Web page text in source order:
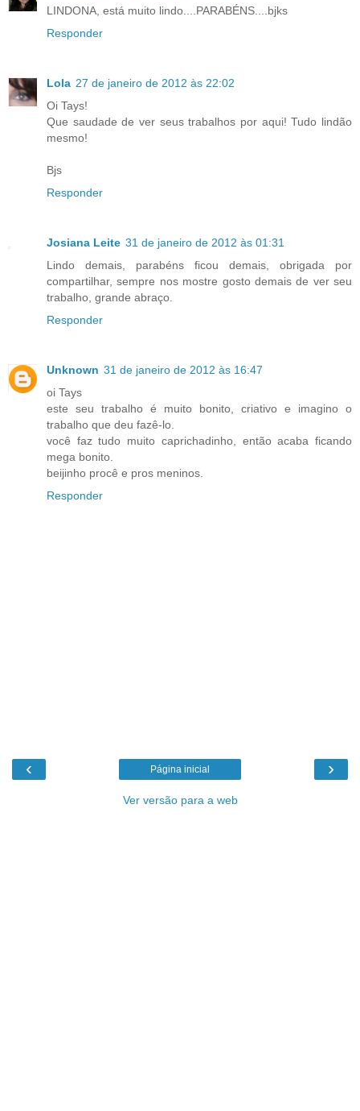
LINDONA, está muito lindo....PARABÉNS....bjks
Responder
Lola 27 de janeiro de 2012 às 22:02
Oi Tays!
Que saudade de ver seus trabalhos por aqui! Tudo lindão
mesmo!
Bjs
Responder
Josiana Leite 31 de janeiro de 2012 às 01:31
Lindo demais, parabéns ficou demais, obrigada por
compartilhar, sempre nos mostre gosto demais de ver seu
trabalho, grande abraço.
Responder
Unknown 31 de janeiro de 2012 às 16:47
oi Tays
este seu trabalho é muito bonito, criativo e imagino o
trabalho que deu fazê-lo.
você faz tudo muito caprichadinho, então acaba ficando
mega bonito.
beijinho procê e pros meninos.
Responder
‹ ›
Página inicial
Ver versão para a web